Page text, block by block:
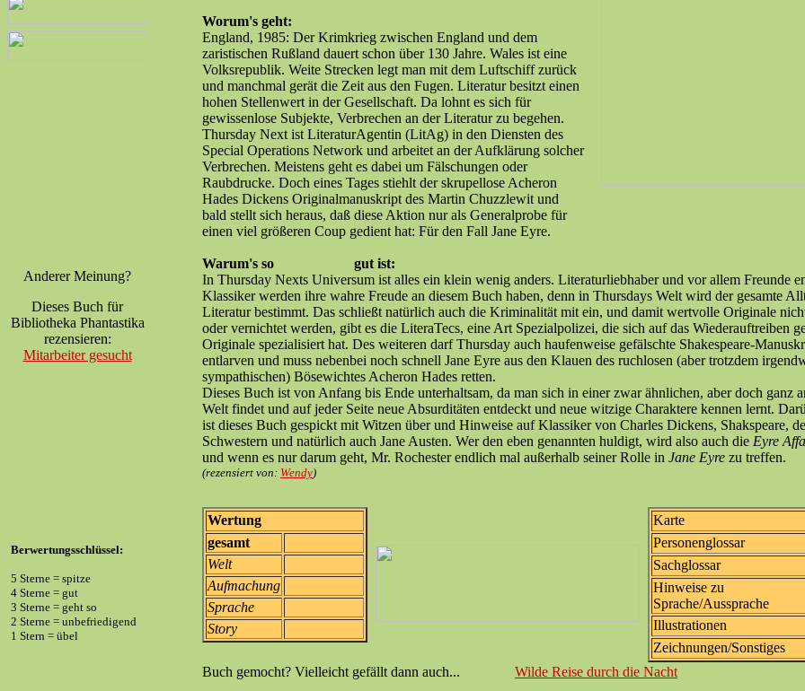
Anderer Meinung?
Dieses Buch für
Bibliotheka Phantastika
rezensieren:
Mitarbeiter gesucht
Berwertungsschlüssel:
5 Sterne = spitze
4 Sterne = gut
3 Sterne = geht so
2 Sterne = unbefriedigend
1 Stern = übel
Worum's geht:
England, 1985: Der Krimkrieg zwischen England und dem
zaristischen Rußland dauert schon über 130 Jahre. Wales ist eine
Volksrepublik. Weite Strecken legt man mit dem Luftschiff zurück
und manchmal gerät die Zeit aus den Fugen. Literatur besitzt einen
hohen Stellenwert in der Gesellschaft. Da lohnt es sich für
gewissenlose Subjekte, Verbrechen an der Literatur zu begehen.
Thursday Next ist LiteraturAgentin (LitAg) in den Diensten des
Special Operations Network und arbeitet an der Aufklärung solcher
Verbrechen. Meistens geht es dabei um Fälschungen oder
Raubdrucke. Doch eines Tages stiehlt der skrupellose Acheron
Hades Dickens Originalmanuskript des Martin Chuzzlewit und
bald stellt sich heraus, daß diese Aktion nur als Generalprobe für
einen viel größeren Coup gedient hat: Für den Fall Jane Eyre.
Warum's so
gut ist:
In Thursday Nexts Universum ist alles ein klein wenig anders. Literaturliebhaber und vor allem Freunde
Klassiker werden ihre wahre Freude an diesem Buch haben, denn in Thursdays Welt wird der gesamte
Literatur bestimmt. Das schließt natürlich auch die Kriminalität mit ein, und damit wertvolle Originale
oder vernichtet werden, gibt es die LiteraTecs, eine Art Spezialpolizei, die sich auf das Wiederauftreiben
Originale spezialisiert hat. Des weiteren darf Thursday auch haufenweise gefälschte Shakespeare-
entlarven und muss nebenbei noch schnell Jane Eyre aus den Klauen des ruchlosen (aber trotzdem
sympathischen) Bösewichtes Acheron Hades retten.
Dieses Buch ist von Anfang bis Ende unterhaltsam, da man sich in einer zwar ähnlichen, aber doch ganz
Welt findet und auf jeder Seite neue Absurditäten entdeckt und neue witzige Charaktere kennen lernt.
ist dieses Buch gespickt mit Witzen über und Hinweise auf Klassiker von Charles Dickens, Shakspeare,
Schwestern und natürlich auch Jane Austen. Wer den eben genannten huldigt, wird also auch die Eyre
und wenn es nur darum geht, Mr. Rochester endlich mal außerhalb seiner Rolle in Jane Eyre zu treffen.
(rezensiert von: Wendy)
Wertung
gesamt
Welt
Aufmachung
Sprache
Story
Karte
Personenglossar
Sachglossar
Hinweise zu
Sprache/Aussprache
Illustrationen
Zeichnungen/Sonstiges
Buch gemocht? Vielleicht gefällt dann auch...
Wilde Reise durch die Nacht